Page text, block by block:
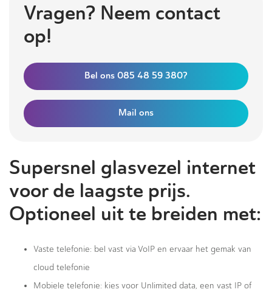
Vragen? Neem contact
op!
Bel ons 085 48 59 380?
Mail ons
Supersnel glasvezel internet
voor de laagste prijs.
Optioneel uit te breiden met:
Vaste telefonie: bel vast via VoIP en ervaar het gemak van
cloud telefonie
Mobiele telefonie: kies voor Unlimited data, een vast IP of